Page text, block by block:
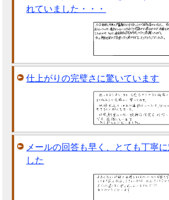
れていました・・・
仕上がりの完璧さに驚いています
メールの回答も早く、とても丁寧
した